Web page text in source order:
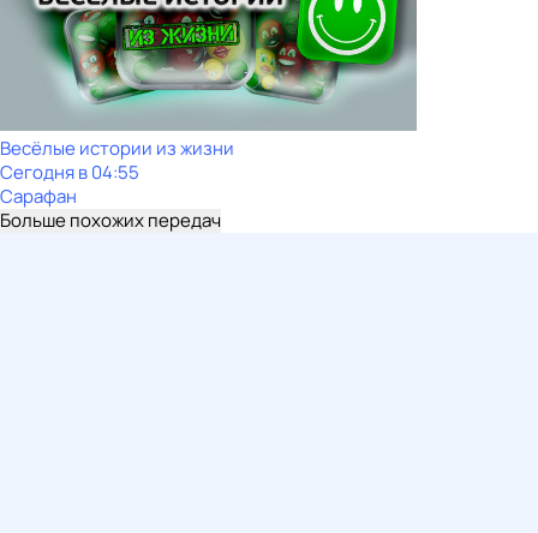
Весёлые истории из жизни
Сегодня в 04:55
Сарафан
Больше похожих передач